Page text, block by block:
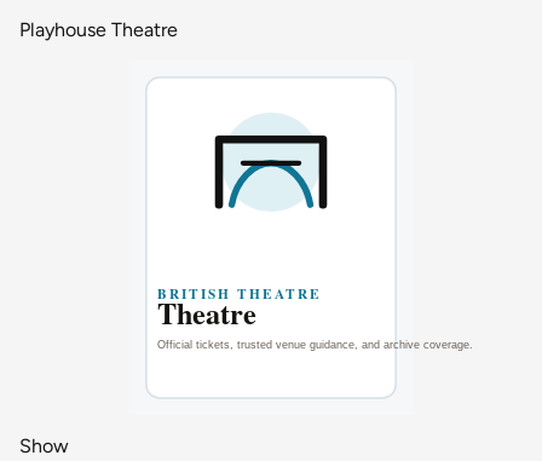
Playhouse Theatre
Show